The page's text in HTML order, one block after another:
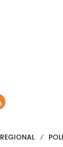
REGIONAL